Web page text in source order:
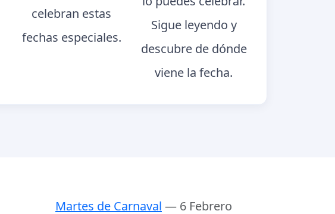
celebran estas
fechas especiales.
Sigue leyendo y
descubre de dónde
viene la fecha.
Martes de Carnaval — 6 Febrero